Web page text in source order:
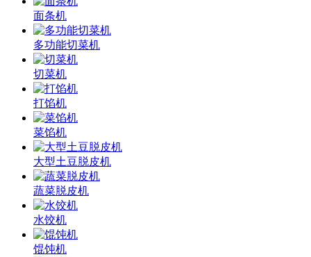
面条机
多功能切菜机
切菜机
打馅机
菜馅机
大型土豆脱皮机
蔬菜脱皮机
水饺机
馄饨机